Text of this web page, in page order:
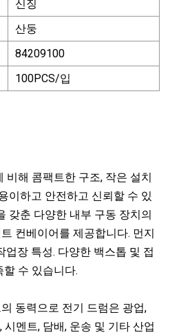
신징
산둥
84209100
100PCS/입
비해 콤팩트한 구조, 작은 설치
이하고 안전하고 신뢰할 수 있
갖춘 다양한 내부 구동 장치의
컨베이어를 제공합니다. 먼지
업장 특성. 다양한 백스톱 및 접
수 있습니다.
동력으로 전기 드럼은 광업,
시멘트, 담배, 운송 및 기타 산업